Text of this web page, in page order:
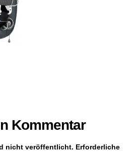
Kommentar
nicht veröffentlicht. Erforderliche